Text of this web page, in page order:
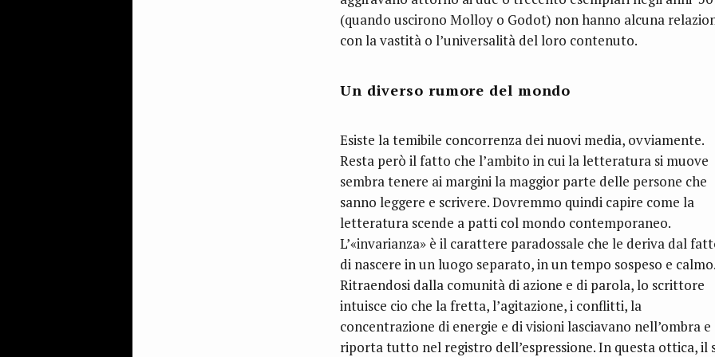
(quando uscirono Molloy o Godot) non hanno alcuna
con la vastità o l’universalità del loro contenuto.
Un diverso rumore del mondo
Esiste la temibile concorrenza dei nuovi media, ovviamente.
Resta però il fatto che l’ambito in cui la letteratura si muove
sembra tenere ai margini la maggior parte delle persone che
sanno leggere e scrivere. Dovremmo quindi capire come la
letteratura scende a patti col mondo contemporaneo.
L’«invarianza» è il carattere paradossale che le deriva dal
di nascere in un luogo separato, in un tempo sospeso e calmo.
Ritraendosi dalla comunità di azione e di parola, lo scrittore
intuisce cio che la fretta, l’agitazione, i conflitti, la
concentrazione di energie e di visioni lasciavano nell’ombra e
riporta tutto nel registro dell’espressione. In questa ottica, il